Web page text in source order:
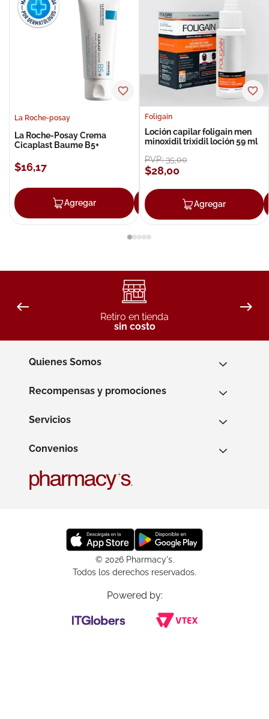
La Roche-posay
La Roche-Posay Crema
Cicaplast Baume B5+
$16,17
Agregar Agregar
Foligain
Loción capilar foligain men
minoxidil trixidil loción 59 ml
PVP:35,00
$28,00
Agregar
Retiro en tienda
sin costo
Quienes Somos
Recompensas y promociones
Servicios
Convenios
© 2026 Pharmacy's.
Todos los derechos reservados.
Powered by: